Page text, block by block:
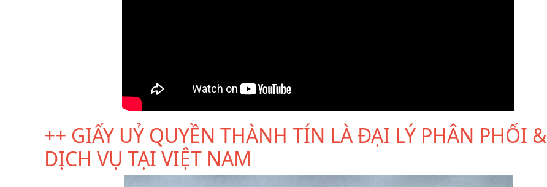
++ GIẤY UỶ QUYỀN THÀNH TÍN LÀ ĐẠI LÝ PHÂN PHỐI &
DỊCH VỤ TẠI VIỆT NAM